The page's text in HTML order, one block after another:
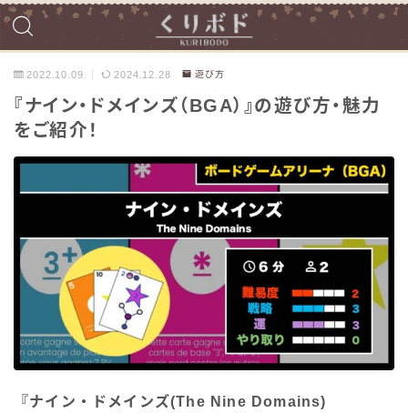
2022.10.09 2024.12.28 遊び方
『ナイン・ドメインズ（BGA）』の遊び方・魅力
をご紹介！
『ナイン・ドメインズ(The Nine Domains)